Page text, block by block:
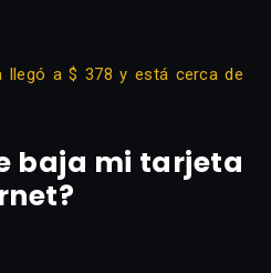
llegó a $ 378 y está cerca de
baja mi tarjeta